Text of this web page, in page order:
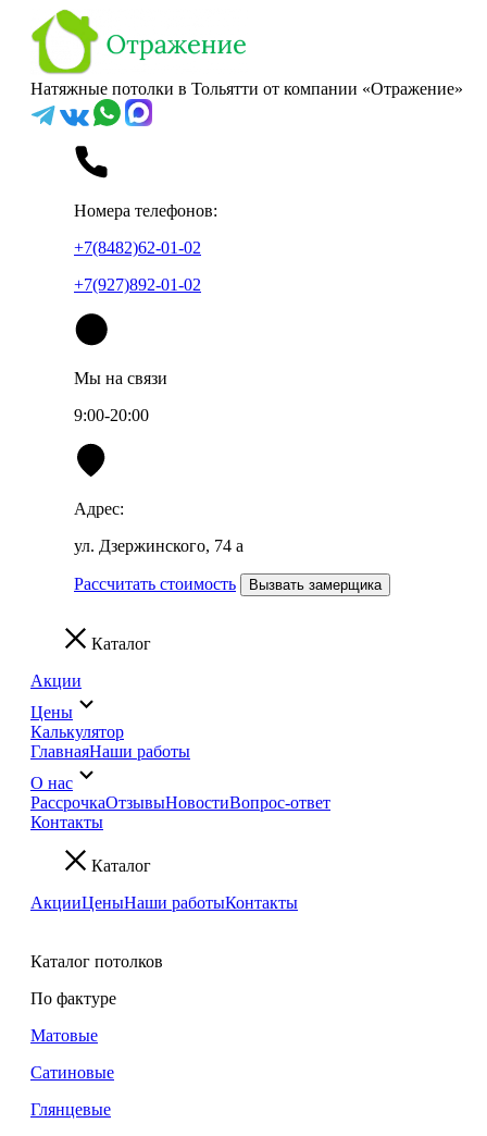
Натяжные потолки в Тольятти от компании «Отражение»
Номера телефонов:
+7(8482)62-01-02
+7(927)892-01-02
Мы на связи
9:00-20:00
Адрес:
ул. Дзержинского, 74 а
Рассчитать стоимость Вызвать замерщика
Каталог
Акции
Цены
Калькулятор
ГлавнаяНаши работы
О нас
РассрочкаОтзывыНовостиВопрос-ответ
Контакты
Каталог
АкцииЦеныНаши работыКонтакты
Каталог потолков
По фактуре
Матовые
Сатиновые
Глянцевые